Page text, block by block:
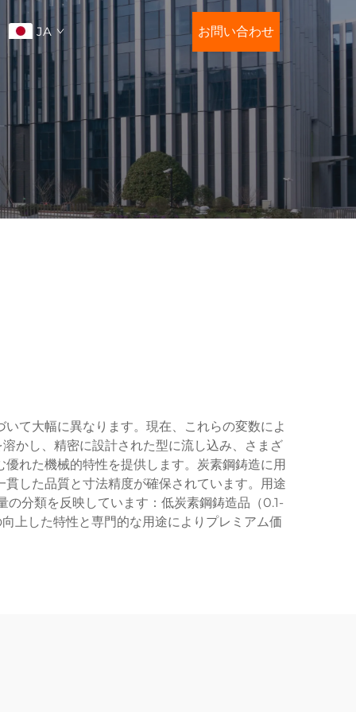
JA お問い合わせ
て大幅に異なります。現在、これらの変数によ
かし、精密に設計された型に流し込み、さまざ
れた機械的特性を提供します。炭素鋼鋳造に用
した品質と寸法精度が確保されています。用途
分類を反映しています：低炭素鋼鋳造品（0.1-
上した特性と専門的な用途によりプレミアム価